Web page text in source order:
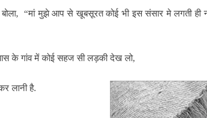
“मां मुझे आप से खूबसूरत कोई भी इस संसार मे लगती ही
के गांव में कोई सहज सी लड़की देख लो,
लानी है.